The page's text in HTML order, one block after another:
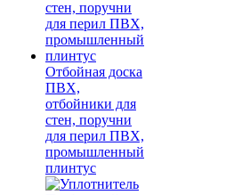
Отбойная доска
ПВХ,
отбойники для
стен, поручни
для перил ПВХ,
промышленный
плинтус